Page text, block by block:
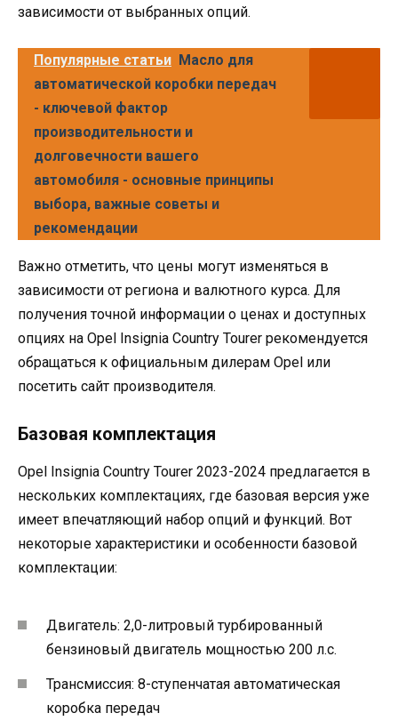
зависимости от выбранных опций.
Популярные статьи Масло для
автоматической коробки передач
- ключевой фактор
производительности и
долговечности вашего
автомобиля - основные принципы
выбора, важные советы и
рекомендации
Важно отметить, что цены могут изменяться в
зависимости от региона и валютного курса. Для
получения точной информации о ценах и доступных
опциях на Opel Insignia Country Tourer рекомендуется
обращаться к официальным дилерам Opel или
посетить сайт производителя.
Базовая комплектация
Opel Insignia Country Tourer 2023-2024 предлагается в
нескольких комплектациях, где базовая версия уже
имеет впечатляющий набор опций и функций. Вот
некоторые характеристики и особенности базовой
комплектации:
Двигатель: 2,0-литровый турбированный
бензиновый двигатель мощностью 200 л.с.
Трансмиссия: 8-ступенчатая автоматическая
коробка передач